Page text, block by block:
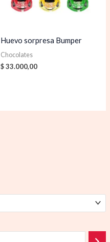
Huevo sorpresa Bumper
Chocolates
$33.000,00